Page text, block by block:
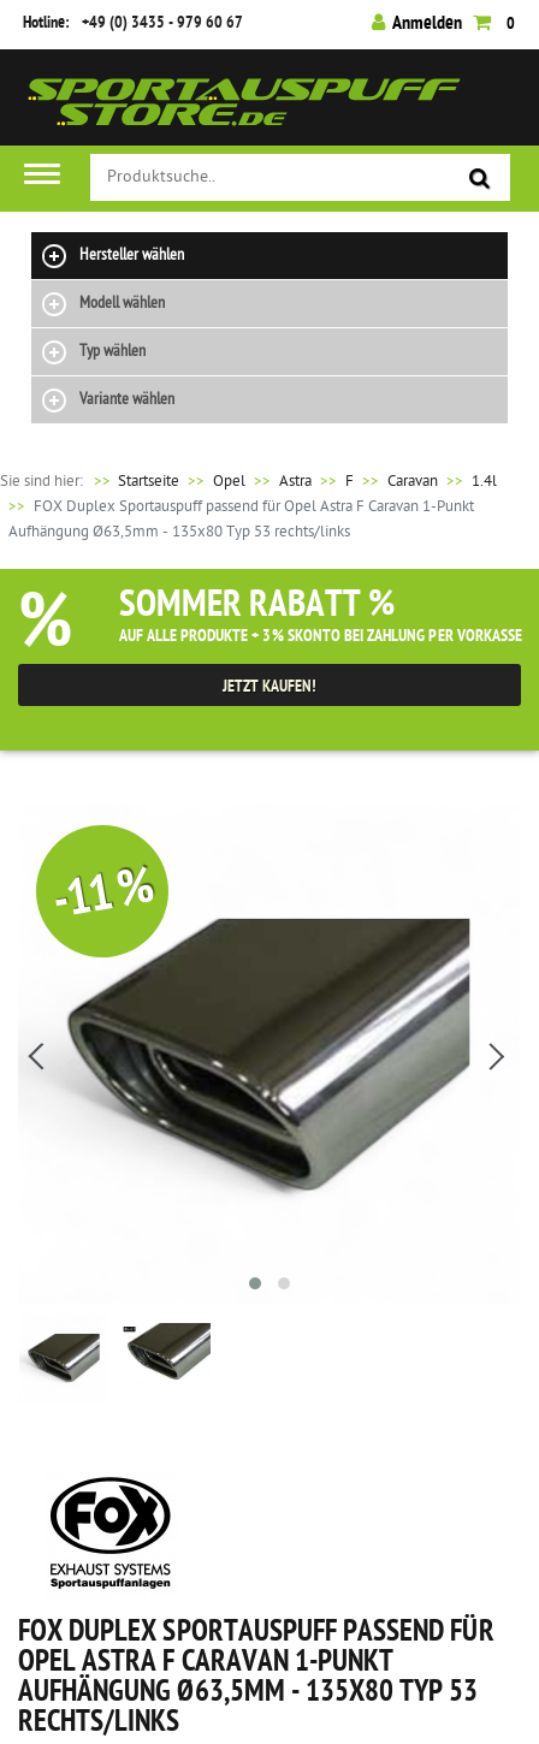
Hotline: +49 (0) 3435 - 979 60 67 Anmelden 0
Hersteller wählen
Modell wählen
Typ wählen
Variante wählen
Sie sind hier: >> Startseite Opel Astra F Caravan
1.4l
FOX Duplex Sportauspuff passend für Opel Astra F Caravan 1-Punkt
Aufhängung Ø63,5mm - 135x80 Typ 53 rechts/links
% SOMMER RABATT %
AUF ALLE PRODUKTE + 3% SKONTO BEI ZAHLUNG PER VORKASSE
JETZT KAUFEN!
-11 %
FOX DUPLEX SPORTAUSPUFF PASSEND FÜR
OPEL ASTRA F CARAVAN 1-PUNKT
AUFHÄNGUNG Ø63,5MM - 135X80 TYP 53
RECHTS/LINKS